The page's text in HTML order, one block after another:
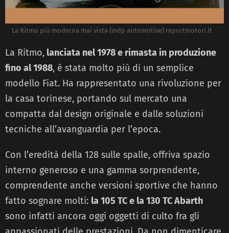
La Ritmo più moderna mai vista (mdp automotive) reportmotori.it
La Ritmo, lanciata nel 1978 e rimasta in produzione
fino al 1988, è stata molto più di un semplice
modello Fiat. Ha rappresentato una rivoluzione per
la casa torinese, portando sul mercato una
compatta dal design originale e dalle soluzioni
tecniche all’avanguardia per l’epoca.
Con l’eredità della 128 sulle spalle, offriva spazio
interno generoso e una gamma sorprendente,
comprendente anche versioni sportive che hanno
fatto sognare molti: la 105 TC e la 130 TC Abarth
sono infatti ancora oggi oggetti di culto fra gli